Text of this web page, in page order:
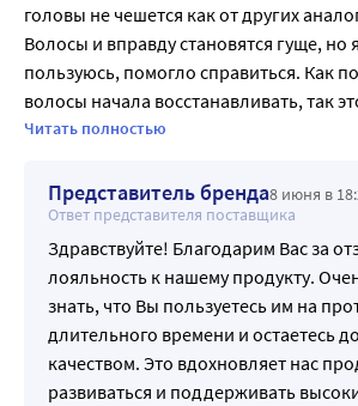
головы не чешется как от других
Волосы и вправду становятся гуще, но
пользуюсь, помогло справиться. Как
волосы начала восстанавливать, так
помог, плюс убрала дефициты железа
Читать полностью
Представитель бренда8 июня в
Ответ представителя поставщика
Здравствуйте! Благодарим Вас за
лояльность к нашему продукту.
знать, что Вы пользуетесь им на
длительного времени и остаетесь
качеством. Это вдохновляет нас
развиваться и поддерживать